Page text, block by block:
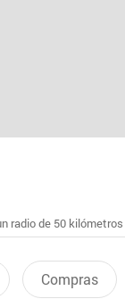
radio de 50
Compras